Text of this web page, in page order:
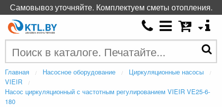
Главная Насосное оборудование
Циркуляционные насосы
VIEIR
Насос циркуляционный с частотным регулированием VIEIR VE25-6-
180
Самовывоз уточняйте. Комплектуем сметы отопления.